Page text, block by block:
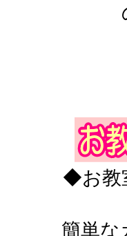
◆お教
簡単な